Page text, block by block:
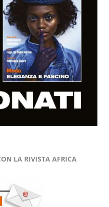
LA RIVISTA AFRICA